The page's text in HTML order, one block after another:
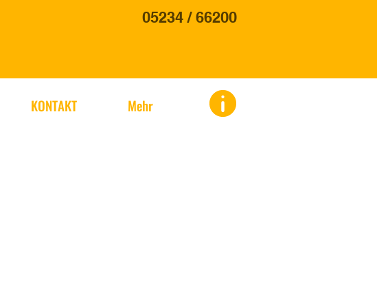
05234 / 66200
KONTAKT Mehr